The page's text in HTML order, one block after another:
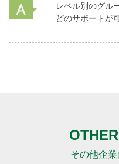
レベル別のグル
どのサポートが
その他企